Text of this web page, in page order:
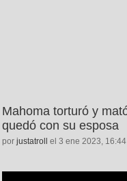
Mahoma torturó y
quedó con su esposa
por justatroll el 3 ene 2023, 16:44